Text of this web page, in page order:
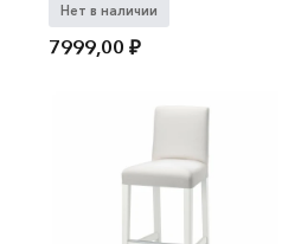
Нет в наличии
7999,00₽